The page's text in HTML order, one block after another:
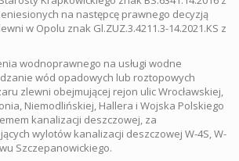
na następcę prawnego decyzją
w Opolu znak Gl.ZUZ.3.4211.3-14.2021.KS z
wodnoprawnego na usługi wodne
wód opadowych lub roztopowych
zlewni obejmującej rejon ulic Wrocławskiej,
Niemodlińskiej, Hallera i Wojska Polskiego
kanalizacji deszczowej, za
wylotów kanalizacji deszczowej W-4S, W-
Szczepanowickiego.